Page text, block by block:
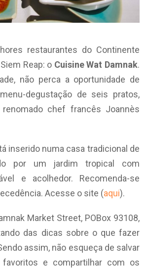
restaurantes do Continente
Reap: o Cuisine Wat Damnak.
não perca a oportunidade de
degustação de seis pratos,
renomado chef francês Joannès
inserido numa casa tradicional de
por um jardim tropical com
e acolhedor. Recomenda-se
Acesse o site (aqui).
Market Street, POBox 93108,
das dicas sobre o que fazer
assim, não esqueça de salvar
e compartilhar com os